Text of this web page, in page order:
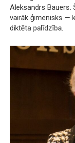
Aleksandrs Bauers.
vairāk ģimenisks —
diktēta palīdzība.